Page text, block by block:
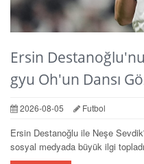
Ersin
gyu Oh'un Dansı
2026-08-05 Futbol
Ersin Destanoğlu ile Neşe
sosyal medyada büyük ilgi